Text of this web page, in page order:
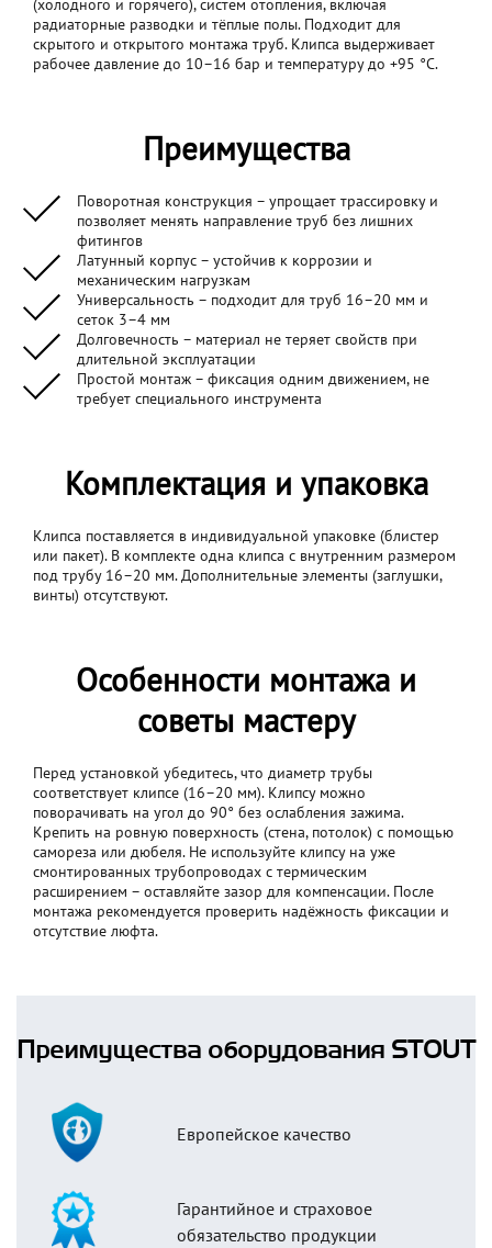
(холодного и горячего), систем отопления, включая
радиаторные разводки и тёплые полы. Подходит для
скрытого и открытого монтажа труб. Клипса выдерживает
рабочее давление до 10–16 бар и температуру до +95 °C.
Преимущества
Поворотная конструкция – упрощает трассировку и
позволяет менять направление труб без лишних
фитингов
Латунный корпус – устойчив к коррозии и
механическим нагрузкам
Универсальность – подходит для труб 16–20 мм и
сеток 3–4 мм
Долговечность – материал не теряет свойств при
длительной эксплуатации
Простой монтаж – фиксация одним движением, не
требует специального инструмента
Комплектация и упаковка
Клипса поставляется в индивидуальной упаковке (блистер
или пакет). В комплекте одна клипса с внутренним размером
под трубу 16–20 мм. Дополнительные элементы (заглушки,
винты) отсутствуют.
Особенности монтажа и
советы мастеру
Перед установкой убедитесь, что диаметр трубы
соответствует клипсе (16–20 мм). Клипсу можно
поворачивать на угол до 90° без ослабления зажима.
Крепить на ровную поверхность (стена, потолок) с помощью
самореза или дюбеля. Не используйте клипсу на уже
смонтированных трубопроводах с термическим
расширением – оставляйте зазор для компенсации. После
монтажа рекомендуется проверить надёжность фиксации и
отсутствие люфта.
Преимущества оборудования STOUT
Европейское качество
Гарантийное и страховое
обязательство продукции